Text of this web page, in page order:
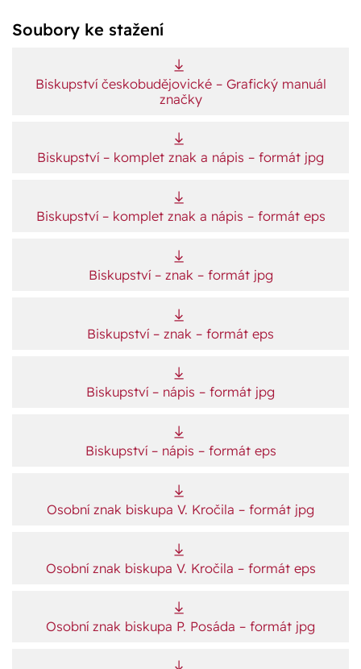
Soubory ke stažení
Biskupství českobudějovické – Grafický manuál
značky
Biskupství – komplet znak a nápis – formát jpg
Biskupství – komplet znak a nápis – formát eps
Biskupství – znak – formát jpg
Biskupství – znak – formát eps
Biskupství – nápis – formát jpg
Biskupství – nápis – formát eps
Osobní znak biskupa V. Kročila – formát jpg
Osobní znak biskupa V. Kročila – formát eps
Osobní znak biskupa P. Posáda – formát jpg